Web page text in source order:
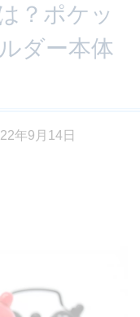
？ポケッ
ダー本体
年9月14日